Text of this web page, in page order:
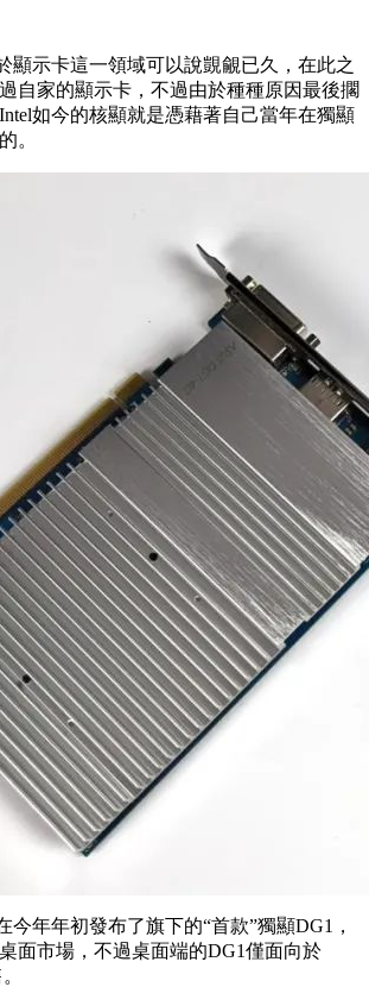
顯示卡這一領域可以說覬覦已久，在此之
自家的顯示卡，不過由於種種原因最後擱
如今的核顯就是憑藉著自己當年在獨顯
。
今年年初發布了旗下的“首款”獨顯DG1，
面市場，不過桌面端的DG1僅面向於